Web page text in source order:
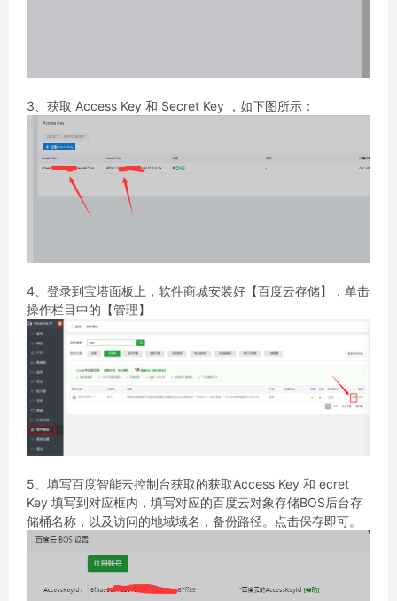
3、获取 Access Key 和 Secret Key ，如下图所示：
4、登录到宝塔面板上，软件商城安装好【百度云存储】，单击
操作栏目中的【管理】
5、填写百度智能云控制台获取的获取Access Key 和 ecret
Key 填写到对应框内，填写对应的百度云对象存储BOS后台存
储桶名称，以及访问的地域域名，备份路径。点击保存即可。